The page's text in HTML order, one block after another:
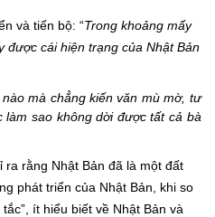
và tiến bộ: “Trong khoảng mấy
được cái hiện trạng của Nhật Bản
mà chẳng kiến văn mù mờ, tư
sao không dời được tất cả bà
rằng Nhật Bản đã là một đất
phát triển của Nhật Bản, khi so
ít hiểu biết về Nhật Bản và